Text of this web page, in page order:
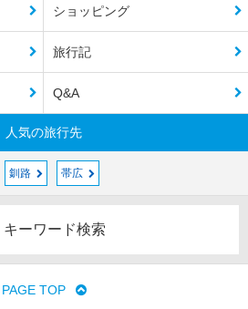
ショッピング
旅行記
Q&A
人気の旅行先
釧路 帯広
キーワード検索
PAGE TOP